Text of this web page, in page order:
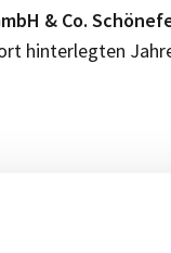
& Co.
hinterlegten